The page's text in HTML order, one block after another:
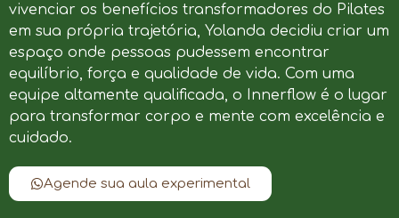
vivenciar os benefícios transformadores do Pilates
em sua própria trajetória, Yolanda decidiu criar um
espaço onde pessoas pudessem encontrar
equilíbrio, força e qualidade de vida. Com uma
equipe altamente qualificada, o Innerflow é o lugar
para transformar corpo e mente com excelência e
cuidado.
Agende sua aula experimental